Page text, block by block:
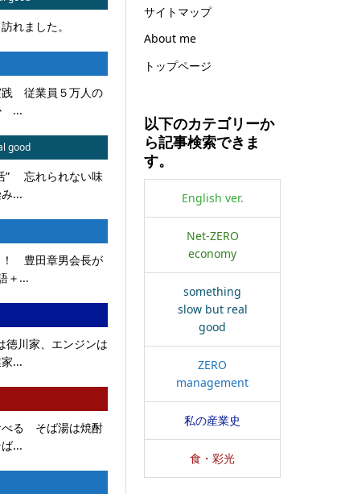
れました。
従業員５万人の
...
good
” 忘れられない味
...
！ 豊田章男会長が
＋...
徳川家、エンジンは
...
べる そば湯は焼酎
...
サイトマップ
About me
トップページ
以下のカテゴリーか
ら記事検索できま
す。
English ver.
Net-ZERO
economy
something
slow but real
good
ZERO
management
私の産業史
食・彩光